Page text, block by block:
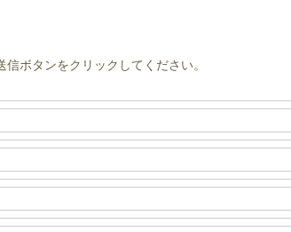
信ボタンをクリックしてください。